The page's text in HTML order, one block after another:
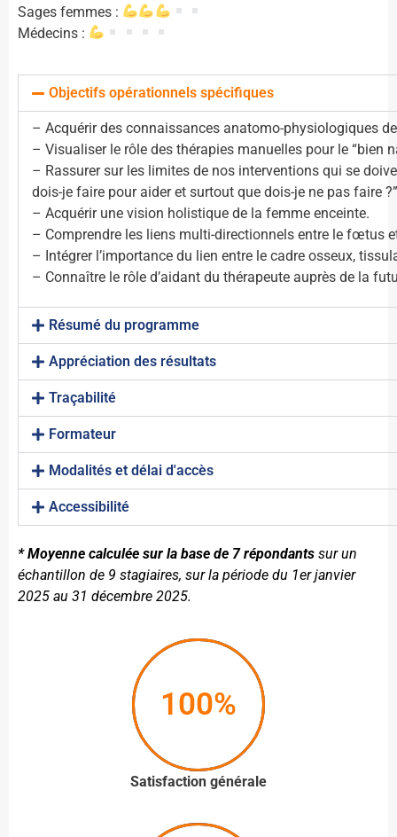
Sages femmes :
Médecins :
Objectifs opérationnels spécifiques
– Acquérir des connaissances anatomo-physiologiques
– Visualiser le rôle des thérapies manuelles pour le “bien
– Rassurer sur les limites de nos interventions qui se
dois-je faire pour aider et surtout que dois-je ne pas faire ?”
– Acquérir une vision holistique de la femme enceinte.
– Comprendre les liens multi-directionnels entre le fœtus
– Intégrer l’importance du lien entre le cadre osseux,
– Connaître le rôle d’aidant du thérapeute auprès de la
Résumé du programme
Appréciation des résultats
Traçabilité
Formateur
Modalités et délai d'accès
Accessibilité
* Moyenne calculée sur la base de 7 répondants sur un
échantillon de 9 stagiaires, sur la période du 1er janvier
2025 au 31 décembre 2025.
100%
Satisfaction générale